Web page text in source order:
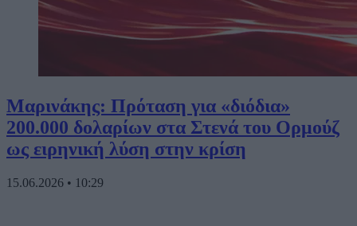
Μαρινάκης: Πρόταση για «διόδια»
200.000 δολαρίων στα Στενά του Ορμούζ
ως ειρηνική λύση στην κρίση
15.06.2026 • 10:29